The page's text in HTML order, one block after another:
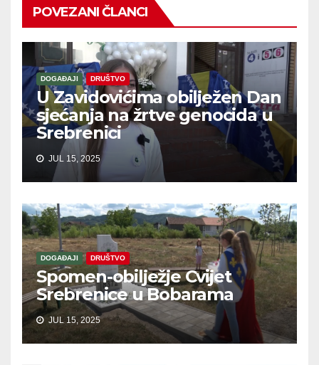
POVEZANI ČLANCI
DOGAĐAJI DRUŠTVO
U Zavidovićima obilježen Dan
sjećanja na žrtve genocida u
Srebrenici
JUL 15, 2025
DOGAĐAJI DRUŠTVO
Spomen-obilježje Cvijet
Srebrenice u Bobarama
JUL 15, 2025